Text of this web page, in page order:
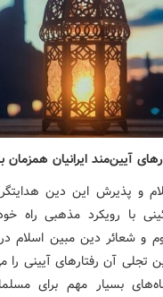
آیین‌مند ایرانیان همزمان
و پذیرش این دین هدایتگر
با رویکرد مذهبی راه
و شعائر دین مبین اسلام در
تجلی آن رفتارهای آیینی را
بسیار مهم برای